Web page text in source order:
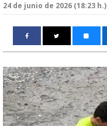
24 de junio de 2026 (18:23 h.)